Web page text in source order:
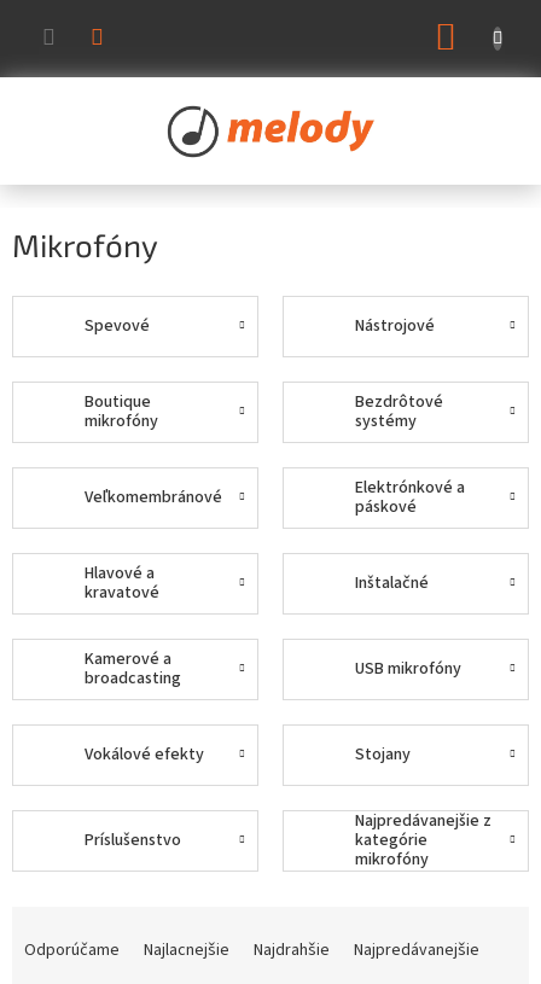
obsah
Mikrofóny
Spevové Nástrojové
Boutique
mikrofóny
Bezdrôtové
systémy
Veľkomembránové
Elektrónkové a
páskové
Hlavové a
kravatové
Inštalačné
Kamerové a
broadcasting
USB mikrofóny
Vokálové efekty Stojany
Príslušenstvo
Najpredávanejšie z
kategórie
mikrofóny
Odporúčame Najlacnejšie Najdrahšie
Najpredávanejšie